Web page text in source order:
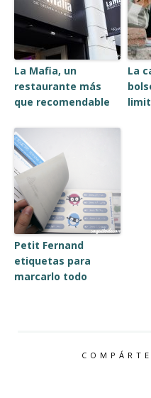
La Mafia, un
restaurante más
que recomendable
La
Petit Fernand
etiquetas para
marcarlo todo